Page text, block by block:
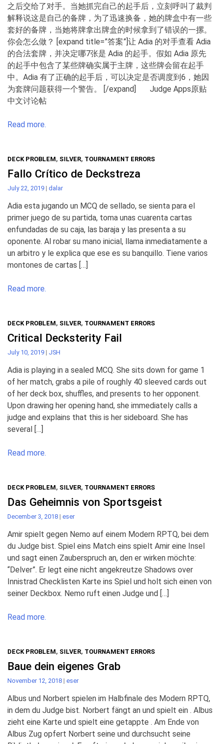
之后交给了对手。当她抓完自己的起手后，立刻呼叫了裁判
解释说这是自己的备牌，为了迅速换备，她的牌盒中有一些
套好的备牌，当她将牌拿出牌盒的时候拿到了错误的一摞。
你会怎么做？ [expand title=”答案”]让 Adia 的对手查看 Adia
的合法套牌，并决定哪7张是 Adia 的起手。假如 Adia 原先
的起手中包含了某些牌确实属于主牌，这些牌会留在起手
中。Adia 有了正确的起手后，可以决定是否调度到6，她因
为套牌问题获得一个警告。 [/expand] Judge Apps原贴
中文讨论帖
Read more.
DECK PROBLEM, SILVER, TOURNAMENT ERRORS
Fallo Crítico de Deckstreza
July 22, 2019 | dalar
Adia esta jugando un MCQ de sellado, se sienta para el
primer juego de su partida, toma unas cuarenta cartas
enfundadas de su caja, las baraja y las presenta a su
oponente. Al robar su mano inicial, llama inmediatamente a
un arbitro y le explica que ese es su banquillo. Tiene varios
montones de cartas […]
Read more.
DECK PROBLEM, SILVER, TOURNAMENT ERRORS
Critical Decksterity Fail
July 10, 2019 | JSH
Adia is playing in a sealed MCQ. She sits down for game 1
of her match, grabs a pile of roughly 40 sleeved cards out
of her deck box, shuffles, and presents to her opponent.
Upon drawing her opening hand, she immediately calls a
judge and explains that this is her sideboard. She has
several […]
Read more.
DECK PROBLEM, SILVER, TOURNAMENT ERRORS
Das Geheimnis von Sportsgeist
December 3, 2018 | eser
Amir spielt gegen Nemo auf einem Modern RPTQ, bei dem
du Judge bist. Spiel eins Match eins spielt Amir eine Insel
und sagt einen Zauberspruch an, den er wirken möchte:
“Delver”. Er legt eine nicht angekreutze Shadows over
Innistrad Checklisten Karte ins Spiel und holt sich einen von
seiner Deckbox. Nemo ruft einen Judge und […]
Read more.
DECK PROBLEM, SILVER, TOURNAMENT ERRORS
Baue dein eigenes Grab
November 12, 2018 | eser
Albus und Norbert spielen im Halbfinale des Modern RPTQ,
in dem du Judge bist. Norbert fängt an und spielt ein . Albus
zieht eine Karte und spielt eine getappte . Am Ende von
Albus Zug opfert Norbert seine und durchsucht seine